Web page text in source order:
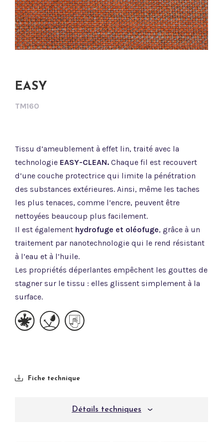
EASY
TM160
Tissu d’ameublement à effet lin, traité avec la
technologie EASY-CLEAN. Chaque fil est recouvert
d’une couche protectrice qui limite la pénétration
des substances extérieures. Ainsi, même les taches
les plus tenaces, comme l’encre, peuvent être
nettoyées beaucoup plus facilement.
Il est également hydrofuge et oléofuge, grâce à un
traitement par nanotechnologie qui le rend résistant
à l’eau et à l’huile.
Les propriétés déperlantes empêchent les gouttes de
stagner sur le tissu : elles glissent simplement à la
surface.
Fiche technique
Détails techniques